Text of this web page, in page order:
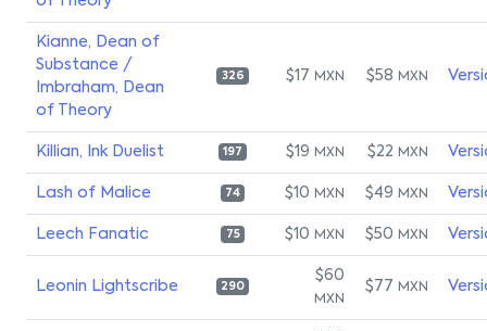
Kianne, Dean of
Substance /
Imbraham, Dean
of Theory
326 $17 MXN $58 MXN
Killian, Ink Duelist 197 $19 MXN $22 MXN
Lash of Malice 74 $10 MXN $49 MXN
Leech Fanatic 75 $10 MXN $50 MXN
Leonin Lightscribe 290
$60
MXN
$77 MXN